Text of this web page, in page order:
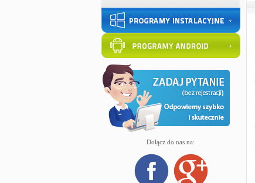
Dołącz do nas na: